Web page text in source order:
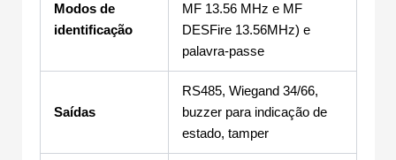
Modos de
identificação
MF 13.56 MHz e MF
DESFire 13.56MHz) e
palavra-passe
Saídas
RS485, Wiegand 34/66,
buzzer para indicação de
estado, tamper